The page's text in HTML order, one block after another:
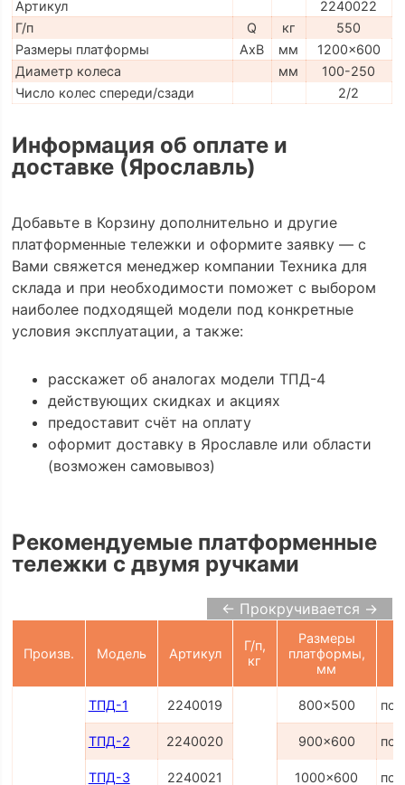
Артикул
2240022
Г/п
Q кг
550
Размеры платформы
AxB мм
1200x600
Диаметр колеса
мм
100-250
Число колес спереди/сзади
2/2
Информация об оплате и
доставке (Ярославль)
Добавьте в Корзину дополнительно и другие
платформенные тележки и оформите заявку — с
Вами свяжется менеджер компании Техника для
склада и при необходимости поможет с выбором
наиболее подходящей модели под конкретные
условия эксплуатации, а также:
расскажет об аналогах модели ТПД-4
действующих скидках и акциях
предоставит счёт на оплату
оформит доставку в Ярославле или области
(возможен самовывоз)
Рекомендуемые платформенные
тележки с двумя ручками
← Прокручивается →
Произв. Модель Артикул
Г/п,
кг
Размеры
платформы,
мм
ТПД-1 2240019 800x500 по
ТПД-2 2240020 900x600 по
ТПД-3 2240021 1000x600 по